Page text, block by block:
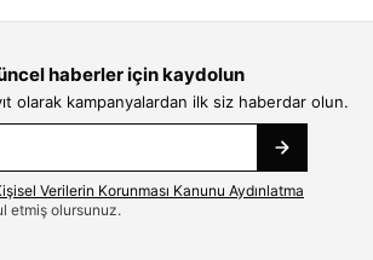
haberler için kaydolun
olarak kampanyalardan ilk siz haberdar olun.
Verilerin Korunması Kanunu Aydınlatma
etmiş olursunuz.